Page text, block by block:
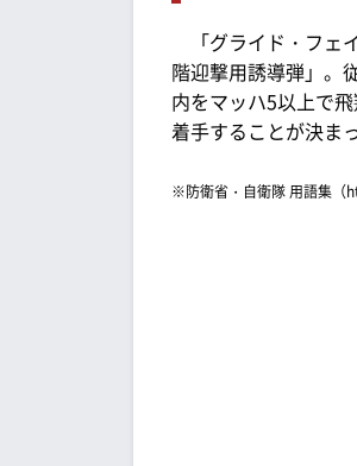
「グライド・フェ
階迎撃用誘導弾」。
内をマッハ5以上で
着手することが決ま
※防衛省・自衛隊 用語集（